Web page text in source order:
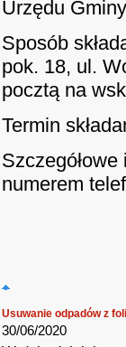
Urzędu
Sposób
pok. 18, ul.
pocztą na
Termin
numerem
Usuwanie odpadów z
30/06/2020